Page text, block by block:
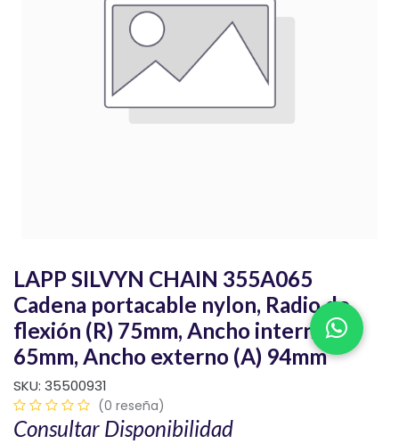
LAPP SILVYN CHAIN 355A065
Cadena portacable nylon, Radio de
flexión (R) 75mm, Ancho interno (C)
65mm, Ancho externo (A) 94mm
SKU: 35500931
(0 reseña)
Consultar Disponibilidad